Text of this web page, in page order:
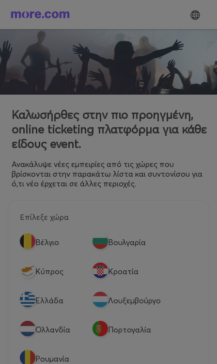
Καλωσήρθες στην πιο προηγμένη,
online ticketing πλατφόρμα για κάθε
είδους event.
Ανακάλυψε νέες εμπειρίες από τις χώρες που
βρίσκονται στην παρακάτω λίστα και συντονίσου για
ό,τι νέο έρχεται σε άλλες περιοχές.
Επίλεξε χώρα
Βέλγιο Βουλγαρία
Κύπρος Κροατία
Eλλάδα Λουξεμβούργο
Ολλανδία Πορτογαλία
Ρουμανία